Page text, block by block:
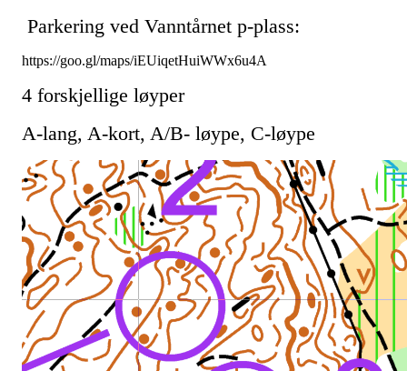
Parkering ved Vanntårnet p-plass:
https://goo.gl/maps/iEUiqetHuiWWx6u4A
4 forskjellige løyper
A-lang, A-kort, A/B- løype, C-løype